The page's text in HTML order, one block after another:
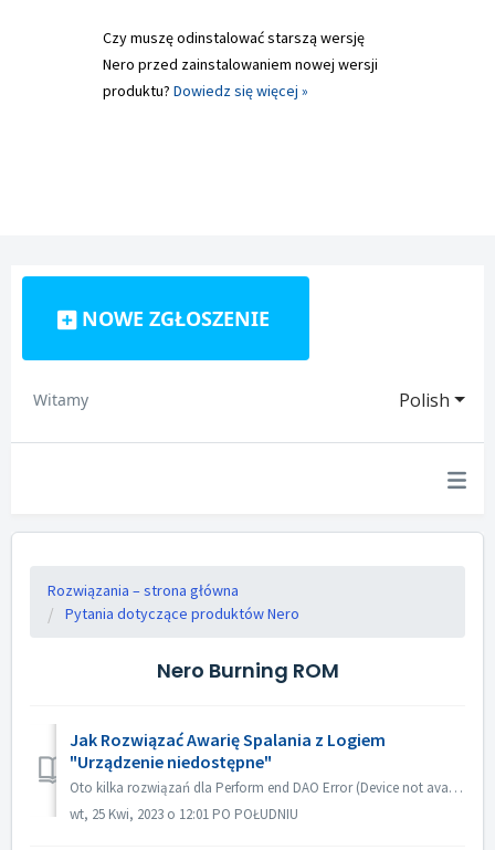
Czy muszę odinstalować starszą wersję
Nero przed zainstalowaniem nowej wersji
produktu? Dowiedz się więcej »
NOWE ZGŁOSZENIE
Polish
Witamy
Rozwiązania – strona główna
Pytania dotyczące produktów Nero
Nero Burning ROM
Jak Rozwiązać Awarię Spalania z Logiem
"Urządzenie niedostępne"
Oto kilka rozwiązań dla Perform end DAO Error (Device not available). Uaktualnij lub cofnij firmware sterownika Najczęściej problem ten występuje po aktua...
wt, 25 Kwi, 2023 o 12:01 PO POŁUDNIU